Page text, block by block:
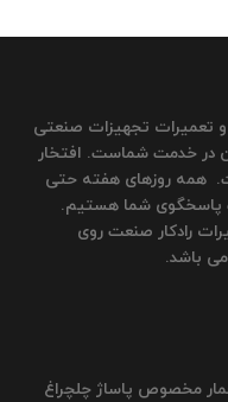
و تعمیرات تجهیزات صنعتی
در خدمت شماست. افتخار
همه روزهای هفته حتی
از ساعت 8 صبح تا 10 شب پاسخگوی شما هستیم.
رادکار صنعت روی
باشد.
مخصوص پاساژ چلچراغ